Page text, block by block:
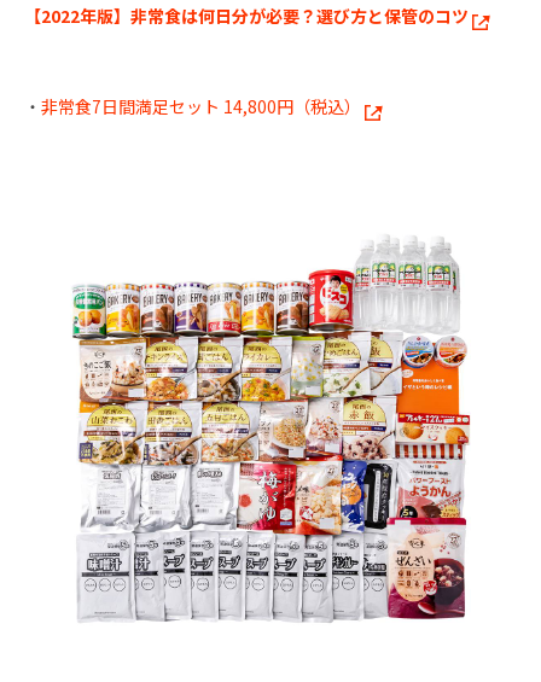
【2022年版】非常食は何日分が必要？選び方と保管のコツ
・ 非常食7日間満足セット 14,800円（税込）